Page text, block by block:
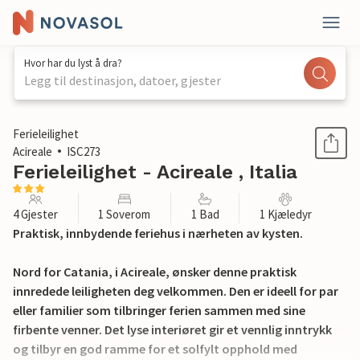
Hvor har du lyst å dra?
Legg til destinasjon, datoer, gjester
1 / 15
Ferieleilighet
Acireale
ISC273
Ferieleilighet - Acireale , Italia
4 Gjester 1 Soverom 1 Bad 1 Kjæledyr
Praktisk, innbydende feriehus i nærheten av kysten.
Nord for Catania, i Acireale, ønsker denne praktisk
innredede leiligheten deg velkommen. Den er ideell for par
eller familier som tilbringer ferien sammen med sine
firbente venner. Det lyse interiøret gir et vennlig inntrykk
og tilbyr en god ramme for et solfylt opphold med